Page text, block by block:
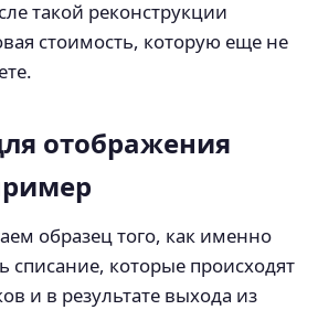
такой реконструкции
стоимость, которую еще не
отображения
образец того, как именно
списание, которые происходят
и в результате выхода из